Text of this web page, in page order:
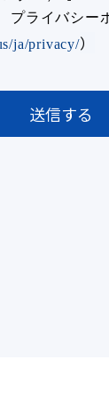
ライバシー
ja/privacy/）